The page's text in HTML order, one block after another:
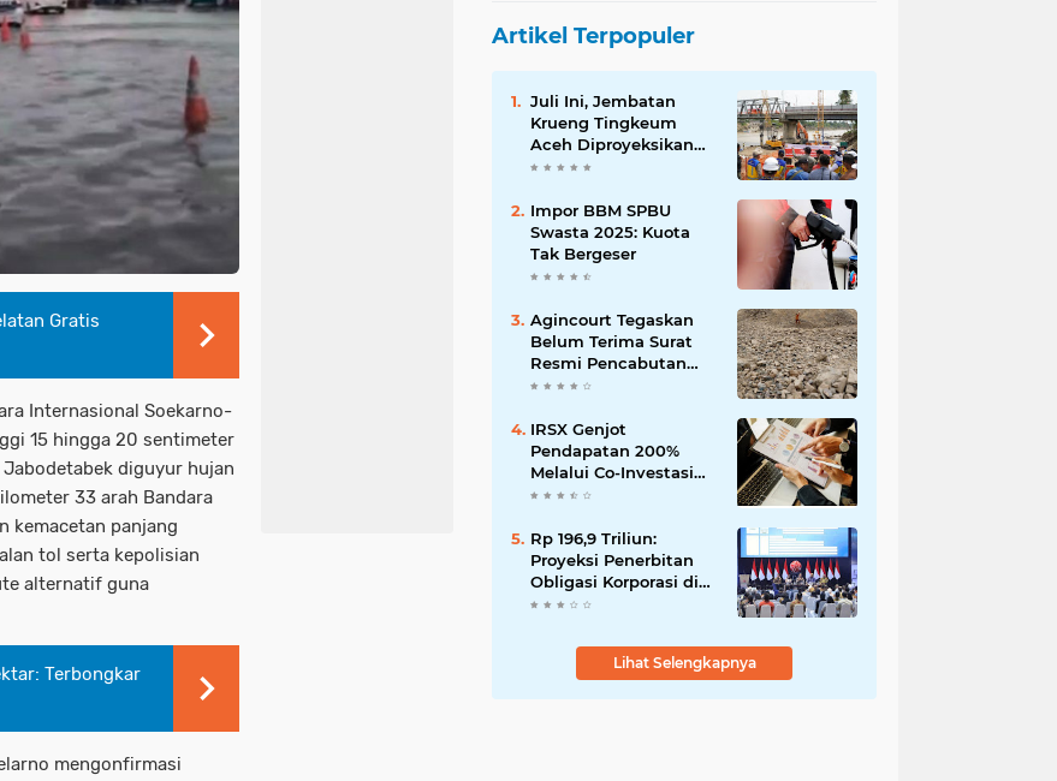
Gratis
Internasional Soekarno-
15 hingga 20 sentimeter
diguyur hujan
33 arah Bandara
kemacetan panjang
tol serta kepolisian
alternatif guna
Terbongkar
mengonfirmasi
Artikel Terpopuler
Juli Ini, Jembatan
Krueng Tingkeum
Aceh Diproyeksikan
Tuntas
Impor BBM SPBU
Swasta 2025: Kuota
Tak Bergeser
Agincourt Tegaskan
Belum Terima Surat
Resmi Pencabutan
Izin Tambang Emas
IRSX Genjot
Pendapatan 200%
Melalui Co-Investasi
10+ Film Layar Lebar
Rp 196,9 Triliun:
Proyeksi Penerbitan
Obligasi Korporasi di
Tahun 2026
Lihat Selengkapnya